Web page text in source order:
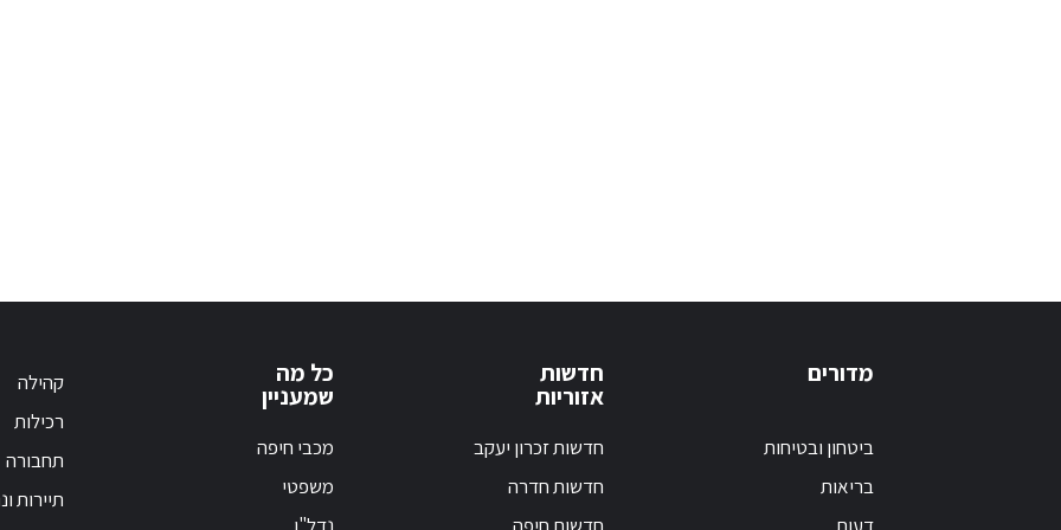
מדורים
ביטחון ובטיחות
בריאות
חדשות
אזוריות
חדשות זכרון יעקב
חדשות חדרה
כל מה
שמעניין
מכבי חיפה
משפטי
קהילה
רכילות
תחבורה
תיירות